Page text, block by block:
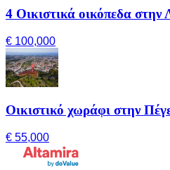
4 Οικιστικά οικόπεδα
€ 100,000
Οικιστικό χωράφι στην
€ 55,000